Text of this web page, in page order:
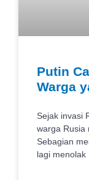
Putin
Warga
Sejak invasi
warga Rusia
Sebagian
lagi menolak